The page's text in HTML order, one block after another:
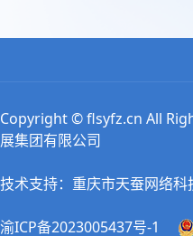
Copyright © flsyfz.cn All
展集团有限公司
技术支持：重庆市天蚕网络科
渝ICP备2023005437号-1